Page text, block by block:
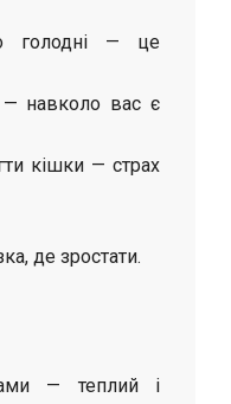
голодні — це
навколо вас є
кішки — страх
де зростати.
— теплий і